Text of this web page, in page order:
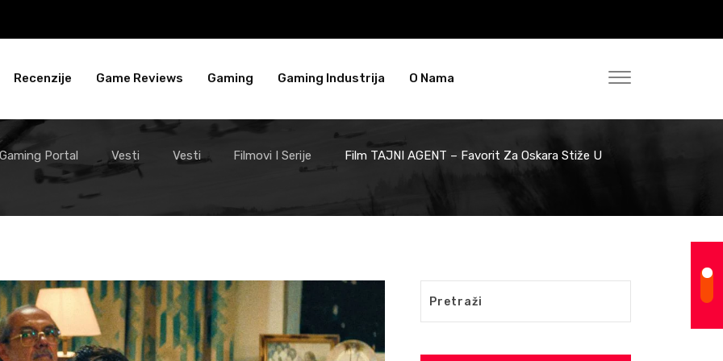
Recenzije Game Reviews Gaming Gaming Industrija O Nama
Portal Vesti Vesti Filmovi I Serije
Film TAJNI AGENT – Favorit Za Oskara Stiže U